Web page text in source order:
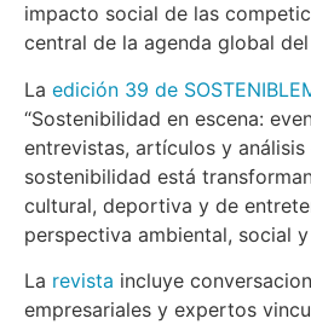
impacto social de las
central de la agenda global
La edición 39 de
“Sostenibilidad en escena:
entrevistas, artículos y
sostenibilidad está
cultural, deportiva y de
perspectiva ambiental, social
La revista incluye
empresariales y expertos